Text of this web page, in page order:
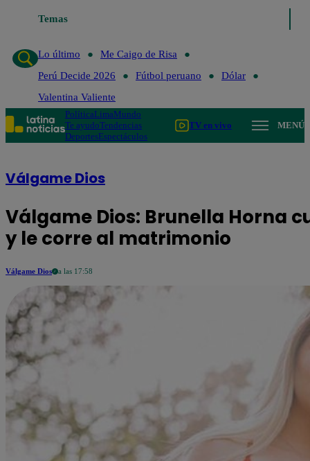
TemasLo último
Lo último
Me Caigo de Risa
Perú Decide 2026
Fútbol peruano
Dólar
Valentina Valiente
PolíticaLimaMundo
Te ayudoTendencias
DeportesEspectáculos
TV en vivo MENÚ
Válgame Dios
Válgame Dios: Brunella Horna
y le corre al matrimonio
Válgame Dios a las 17:58